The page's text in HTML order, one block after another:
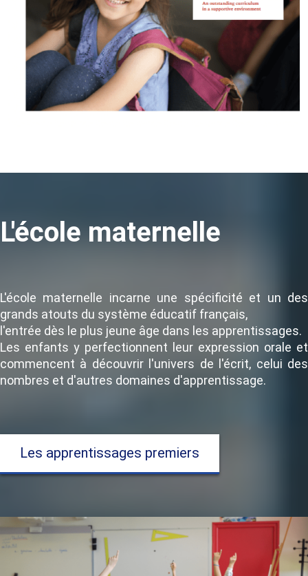
L'école maternelle
L'école maternelle incarne une spécificité et un des
grands atouts du système éducatif français,
l'entrée dès le plus jeune âge dans les apprentissages.
Les enfants y perfectionnent leur expression orale et
commencent à découvrir l'univers de l'écrit, celui des
nombres et d'autres domaines d'apprentissage.
Les apprentissages premiers